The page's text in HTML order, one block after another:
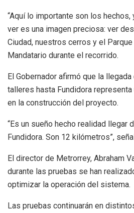
“Aquí lo importante son los hechos,
ver es una imagen preciosa: ver
Ciudad, nuestros cerros y el
Mandatario durante el recorrido.
El Gobernador afirmó que la
talleres hasta Fundidora
en la construcción del proyecto.
“Es un sueño hecho realidad llegar
Fundidora. Son 12 kilómetros”,
El director de Metrorrey, Abraham
durante las pruebas se han
optimizar la operación del sistema.
Las pruebas continuarán en